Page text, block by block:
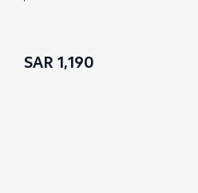
1,190 SAR